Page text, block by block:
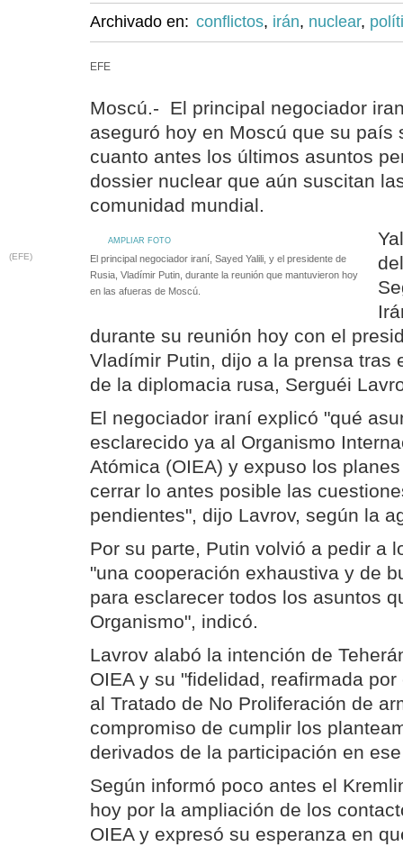
Archivado en: conflictos, irán, nuclear,
EFE
Moscú.- El principal negociador
aseguró hoy en Moscú que su país
cuanto antes los últimos asuntos
dossier nuclear que aún suscitan
comunidad mundial.
AMPLIAR FOTO
(EFE)
El principal negociador iraní, Sayed Yalili, y el presidente de
Rusia, Vladímir Putin, durante la reunión que mantuvieron hoy
en las afueras de Moscú.
durante su reunión hoy con el
Vladímir Putin, dijo a la prensa tras
de la diplomacia rusa, Serguéi
El negociador iraní explicó "qué
esclarecido ya al Organismo
Atómica (OIEA) y expuso los
cerrar lo antes posible las
pendientes", dijo Lavrov, según la
Por su parte, Putin volvió a pedir a
"una cooperación exhaustiva y de
para esclarecer todos los asuntos
Organismo", indicó.
Lavrov alabó la intención de
OIEA y su "fidelidad, reafirmada
al Tratado de No Proliferación de
compromiso de cumplir los
derivados de la participación en
Según informó poco antes el
hoy por la ampliación de los
OIEA y expresó su esperanza en